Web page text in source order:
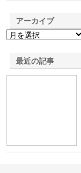
アーカイブ
最近の記事